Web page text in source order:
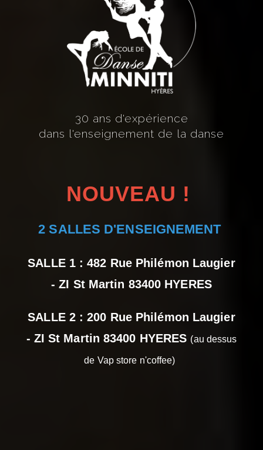
30 ans d'expérience
dans l'enseignement de la danse
NOUVEAU !
2 SALLES D'ENSEIGNEMENT
SALLE 1 : 482 Rue Philémon Laugier
- ZI St Martin 83400 HYERES
SALLE 2 : 200 Rue Philémon Laugier
- ZI St Martin 83400 HYERES (au dessus
de Vap store n'coffee)